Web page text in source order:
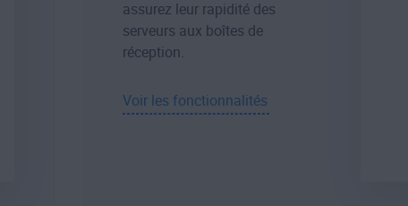
assurez leur rapidité des
serveurs aux boîtes de
réception.
Voir les fonctionnalités